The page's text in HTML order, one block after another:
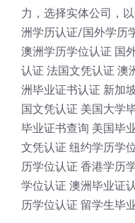
力，选择实体公司，
洲学历认证/国外学历
澳洲学历学位认证 国
认证 法国文凭认证 澳
洲毕业证书认证 新加
国文凭认证 美国大学
毕业证书查询 美国毕
文凭认证 纽约学历学
历学位认证 香港学历
学位认证 澳洲毕业证
历学位认证 留学生毕